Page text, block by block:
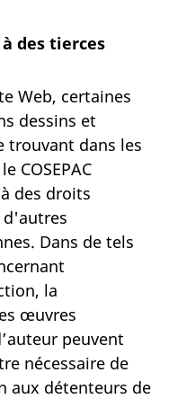
des tierces
Web, certaines
dessins et
trouvant dans les
COSEPAC
des droits
Dans de tels
la
œuvres
peuvent
nécessaire de
aux détenteurs de